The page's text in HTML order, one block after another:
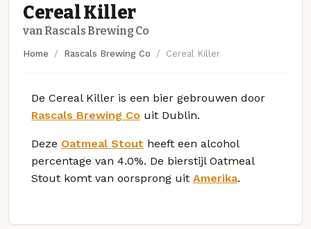
Cereal Killer
van Rascals Brewing Co
Home Rascals Brewing Co Cereal Killer
De Cereal Killer is een bier gebrouwen door
Rascals Brewing Co uit Dublin.
Deze Oatmeal Stout heeft een alcohol
percentage van 4.0%. De bierstijl Oatmeal
Stout komt van oorsprong uit Amerika.